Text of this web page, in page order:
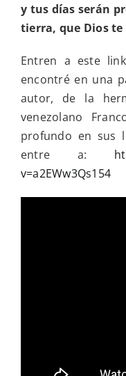
y tus días serán
tierra, que Dios te
Entren a este
encontré en una
autor, de la
venezolano
profundo en sus
entre a:
v=a2EWw3Qs154